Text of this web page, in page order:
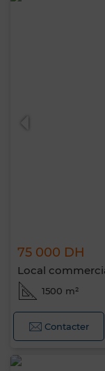
75 000 DH
Local
1500 m²
Contacter